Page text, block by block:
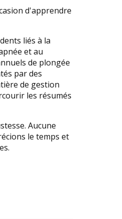
d'apprendre
liés à la
et au
de plongée
par des
de gestion
les résumés
Aucune
le temps et